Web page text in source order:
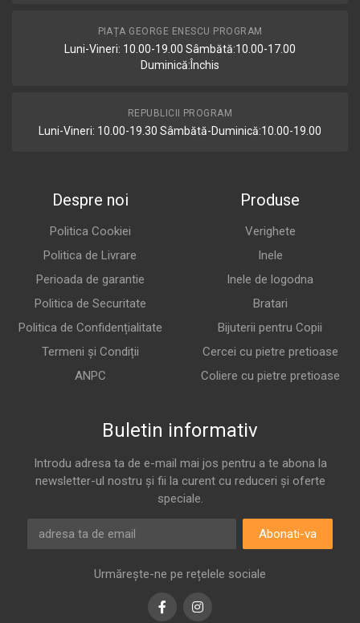
PIAȚA GEORGE ENESCU PROGRAM
Luni-Vineri: 10.00-19.00 Sâmbătă:10.00-17.00
Duminică:Închis
REPUBLICII PROGRAM
Luni-Vineri: 10.00-19.30 Sâmbătă-Duminică:10.00-19.00
Despre noi
Politica Cookiei
Politica de Livrare
Perioada de garantie
Politica de Securitate
Politica de Confidențialitate
Termeni și Condiții
ANPC
Produse
Verighete
Inele
Inele de logodna
Bratari
Bijuterii pentru Copii
Cercei cu pietre pretioase
Coliere cu pietre pretioase
Buletin informativ
Introdu adresa ta de e-mail mai jos pentru a te abona la
newsletter-ul nostru și fii la curent cu reduceri și oferte
speciale.
Abonati-va
Urmărește-ne pe rețelele sociale
FacebookInstagram